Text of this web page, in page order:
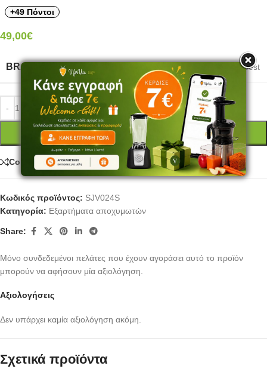
+49 Πόντοι
49,00€
BRAND Tribest
ΠΡΟΣΘΉΚΗ ΣΤΟ ΚΑΛΆΘΙ
Compare
Κωδικός προϊόντος: SJV024S
Κατηγορία: Εξαρτήματα αποχυμωτών
Share:
Αξιολογήσεις
Δεν υπάρχει καμία αξιολόγηση ακόμη.
Μόνο συνδεδεμένοι πελάτες που έχουν αγοράσει αυτό το προϊόν
μπορούν να αφήσουν μία αξιολόγηση.
Σχετικά προϊόντα